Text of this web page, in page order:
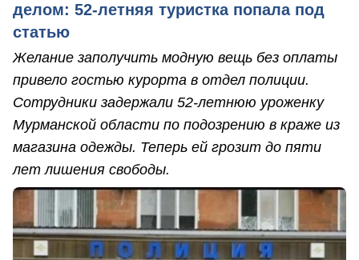
делом: 52-летняя туристка попала под
статью
Желание заполучить модную вещь без оплаты
привело гостью курорта в отдел полиции.
Сотрудники задержали 52-летнюю уроженку
Мурманской области по подозрению в краже из
магазина одежды. Теперь ей грозит до пяти
лет лишения свободы.